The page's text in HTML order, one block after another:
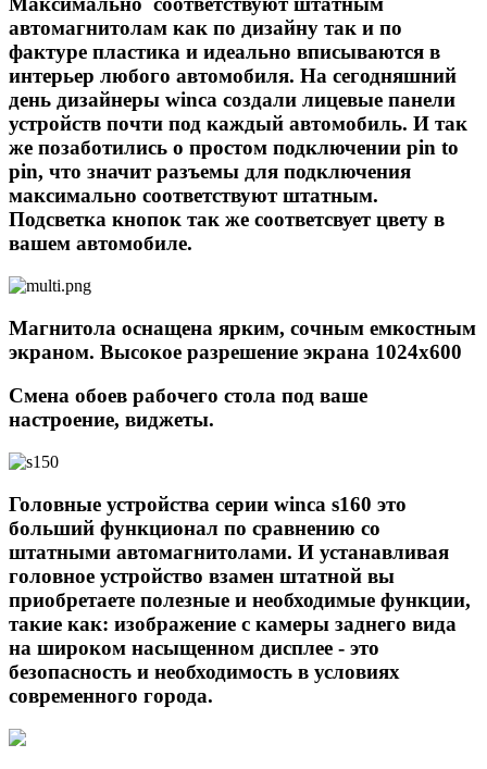
автомагнитолам как по дизайну так и по
фактуре пластика и идеально вписываются в
интерьер любого автомобиля. На сегодняшний
день дизайнеры winca создали лицевые панели
устройств почти под каждый автомобиль. И так
же позаботились о простом подключении pin to
pin, что значит разъемы для подключения
максимально соответствуют штатным.
Подсветка кнопок так же соответсвует цвету в
вашем автомобиле.
Магнитола оснащена ярким, сочным емкостным
экраном. Высокое разрешение экрана 1024х600
Смена обоев рабочего стола под ваше
настроение, виджеты.
Головные устройства серии winca s160 это
больший функционал по сравнению со
штатными автомагнитолами. И устанавливая
головное устройство взамен штатной вы
приобретаете полезные и необходимые функции,
такие как: изображение с камеры заднего вида
на широком насыщенном дисплее - это
безопасность и необходимость в условиях
современного города.